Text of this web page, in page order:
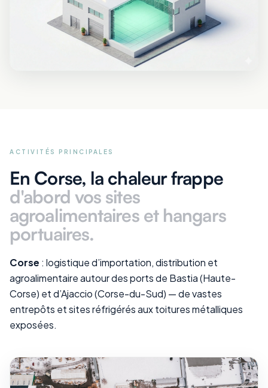
ACTIVITÉS PRINCIPALES
En Corse, la chaleur frappe
d'abord vos sites
agroalimentaires et hangars
portuaires.
Corse : logistique d’importation, distribution et
agroalimentaire autour des ports de Bastia (Haute-
Corse) et d’Ajaccio (Corse-du-Sud) — de vastes
entrepôts et sites réfrigérés aux toitures métalliques
exposées.